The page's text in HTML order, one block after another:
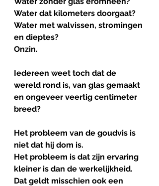
Water dat kilometers doorgaat?
Water met walvissen, stromingen
en dieptes?
Onzin.
Iedereen weet toch dat de
wereld rond is, van glas gemaakt
en ongeveer veertig centimeter
breed?
Het probleem van de goudvis is
niet dat hij dom is.
Het probleem is dat zijn ervaring
kleiner is dan de werkelijkheid.
Dat geldt misschien ook een